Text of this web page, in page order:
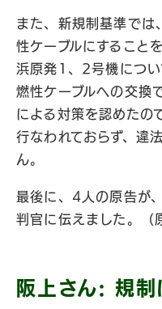
また、新規制基準では
性ケーブルにすること
浜原発1、2号機につ
燃性ケーブルへの交換
による対策を認めたの
行なわれておらず、違
ん。
最後に、4人の原告が
判官に伝えました。（
阪上さん: 規